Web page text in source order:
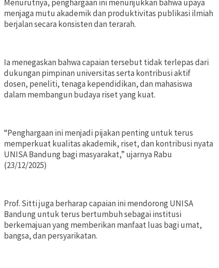
Menurutnya, penghargaan ini menunjukkan bahwa upaya
menjaga mutu akademik dan produktivitas publikasi ilmiah
berjalan secara konsisten dan terarah.
Ia menegaskan bahwa capaian tersebut tidak terlepas dari
dukungan pimpinan universitas serta kontribusi aktif
dosen, peneliti, tenaga kependidikan, dan mahasiswa
dalam membangun budaya riset yang kuat.
“Penghargaan ini menjadi pijakan penting untuk terus
memperkuat kualitas akademik, riset, dan kontribusi nyata
UNISA Bandung bagi masyarakat,” ujarnya Rabu
(23/12/2025)
Prof. Sitti juga berharap capaian ini mendorong UNISA
Bandung untuk terus bertumbuh sebagai institusi
berkemajuan yang memberikan manfaat luas bagi umat,
bangsa, dan persyarikatan.